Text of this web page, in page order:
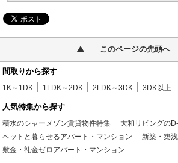
このページの先頭へ
間取りから探す
1K～1DK 1LDK～2DK 2LDK～3DK 3DK以上
人気特集から探す
積水のシャーメゾン賃貸物件特集
大和リビングの
ペットと暮らせるアパート・マンション
新築・築
敷金・礼金ゼロアパート・マンション